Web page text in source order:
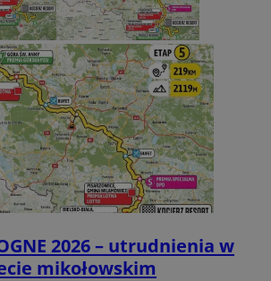
2026 – utrudnienia w
mikołowskim